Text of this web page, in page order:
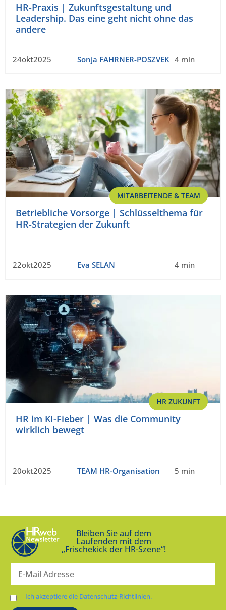
HR-Praxis | Zukunftsgestaltung und
Leadership. Das eine geht nicht ohne das
andere
24okt2025 Sonja FAHRNER-POSZVEK 4 min
MITARBEITENDE & TEAM
Betriebliche Vorsorge | Schlüsselthema für
HR-Strategien der Zukunft
22okt2025 Eva SELAN 4 min
HR ZUKUNFT
HR im KI-Fieber | Was die Community
wirklich bewegt
20okt2025 TEAM HR-Organisation 5 min
Bleiben Sie auf dem
Laufenden mit dem
„Frischekick der HR-Szene“!
Ich akzeptiere die Datenschutz-Richtlinien.